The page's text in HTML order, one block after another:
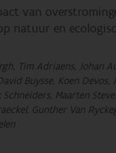
van
natuur en
Tim Adriaens, Johan
Buysse, Koen Devos,
Maarten
Gunther Van